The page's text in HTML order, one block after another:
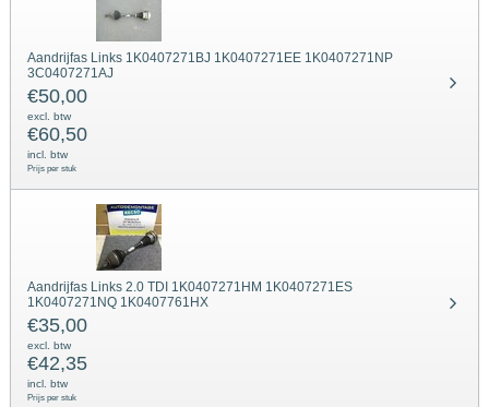
Aandrijfas Links 1K0407271BJ 1K0407271EE 1K0407271NP
3C0407271AJ
€50,00
excl. btw
€60,50
incl. btw
Prijs per stuk
Aandrijfas Links 2.0 TDI 1K0407271HM 1K0407271ES
1K0407271NQ 1K0407761HX
€35,00
excl. btw
€42,35
incl. btw
Prijs per stuk